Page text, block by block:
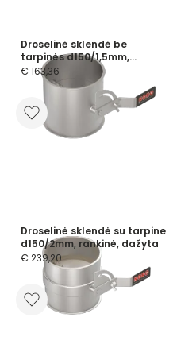
Droselinė sklendė be
tarpinės d150/1,5mm,
rankinė, cinkuota
€ 163,36
Droselinė sklendė su tarpine
d150/2mm, rankinė, dažyta
€ 239,20